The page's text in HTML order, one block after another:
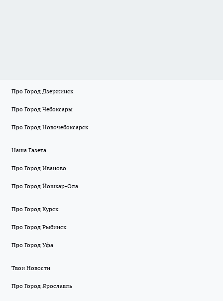
Про Город Дзержинск
Про Город Чебоксары
Про Город Новочебоксарск
Наша Газета
Про Город Иваново
Про Город Йошкар-Ола
Про Город Курск
Про Город Рыбинск
Про Город Уфа
Твои Новости
Про Город Ярославль